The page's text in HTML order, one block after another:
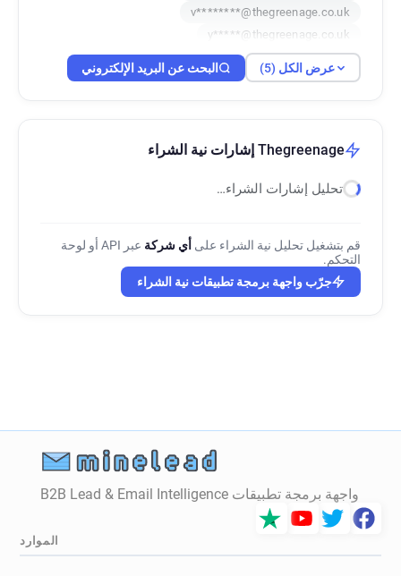
v********@thegreenage.co.uk
y*****@thegreenage.co.uk
q***********@thegreenage.co.uk
عرض الكل (5) البحث عن البريد الإلكتروني
Thegreenage إشارات نية الشراء
تحليل إشارات الشراء…
قم بتشغيل تحليل نية الشراء على أي شركة
عبر API أو لوحة
التحكم.
جرّب واجهة برمجة تطبيقات نية الشراء
واجهة برمجة تطبيقات B2B Lead & Email Intelligence
الموارد